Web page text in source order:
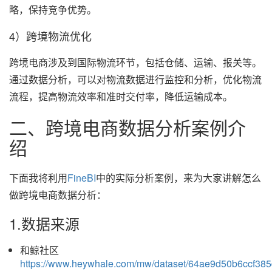
略，保持竞争优势。
4）跨境物流优化
跨境电商涉及到国际物流环节，包括仓储、运输、报关等。
通过数据分析，可以对物流数据进行监控和分析，优化物流
流程，提高物流效率和准时交付率，降低运输成本。
二、跨境电商数据分析案例介
绍
下面我将利用FineBI中的实际分析案例，来为大家讲解怎么
做跨境电商数据分析：
1.数据来源
和鲸社区
https://www.heywhale.com/mw/dataset/